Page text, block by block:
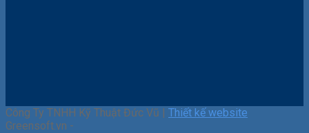
Công Ty TNHH Kỹ Thuật Đức Vũ | Thiết kế website
Greensoft.vn -